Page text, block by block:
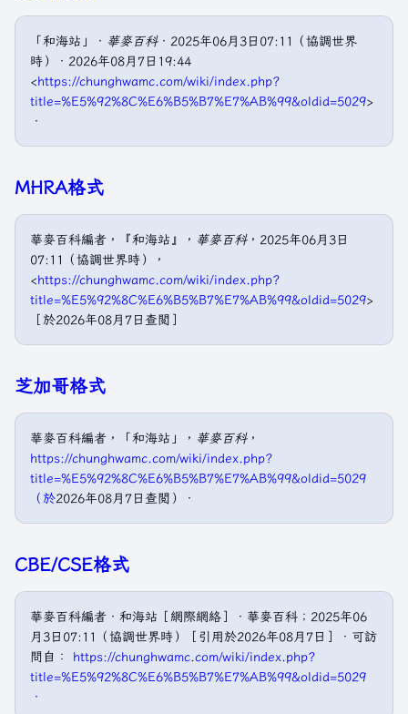
「和海站」． 華麥百科．2025年06月3日07:11（協調世界
時）．2026年08月7日19:44
<https://chunghwamc.com/wiki/index.php?
title=%E5%92%8C%E6%B5%B7%E7%AB%99&oldid=5029>
．
MHRA格式
華麥百科編者，『和海站』， 華麥百科，2025年06月3日
07:11（協調世界時），
<https://chunghwamc.com/wiki/index.php?
title=%E5%92%8C%E6%B5%B7%E7%AB%99&oldid=5029>
［於2026年08月7日查閲］
芝加哥格式
華麥百科編者，「和海站」， 華麥百科，
https://chunghwamc.com/wiki/index.php?
title=%E5%92%8C%E6%B5%B7%E7%AB%99&oldid=5029
（於2026年08月7日查閲）．
CBE/CSE格式
華麥百科編者．和海站［網際網絡］．華麥百科；2025年06
月3日07:11（協調世界時）［引用於2026年08月7日］．可訪
問自： https://chunghwamc.com/wiki/index.php?
title=%E5%92%8C%E6%B5%B7%E7%AB%99&oldid=5029
．